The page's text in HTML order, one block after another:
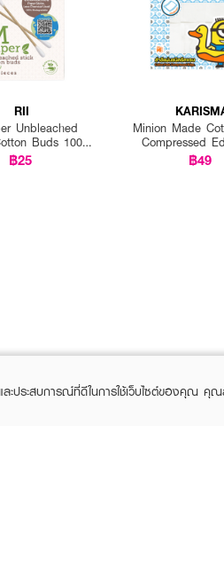
RII
Unbleached
Buds 100
pcs.Box
฿25
Minion Made
Compressed
Pads
฿49
ะประสบการณ์ที่ดีในการใช้เว็บไซต์ของคุณ คุณ